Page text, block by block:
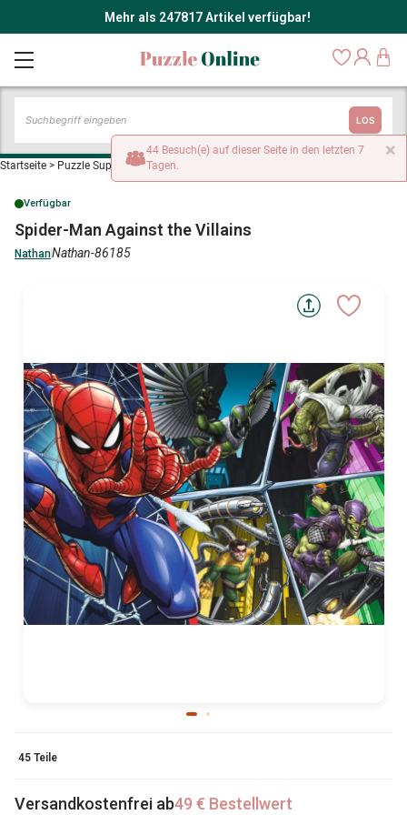
Mehr als 247817 Artikel verfügbar!
LOS
Startseite > Puzzle Superhelden >Spider-Man Against the Villains
Verfügbar
Spider-Man Against the Villains
NathanNathan-86185
45 Teile
Versandkostenfrei ab49 € Bestellwert
×
44 Besuch(e) auf dieser Seite in den letzten 7
Tagen.